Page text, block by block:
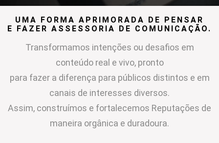
UMA FORMA APRIMORADA DE PENSAR
E FAZER ASSESSORIA DE COMUNICAÇÃO.
Transformamos intenções ou desafios em
conteúdo real e vivo, pronto
para fazer a diferença para públicos distintos e em
canais de interesses diversos.
Assim, construímos e fortalecemos Reputações de
maneira orgânica e duradoura.